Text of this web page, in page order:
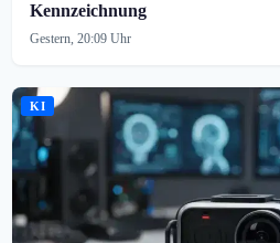
Kennzeichnung
Gestern, 20:09 Uhr
KI